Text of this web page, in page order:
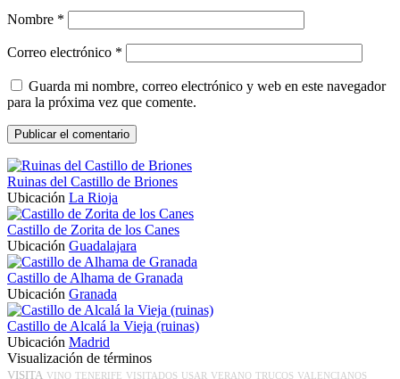
Nombre *
Correo electrónico *
Guarda mi nombre, correo electrónico y web en este navegador
para la próxima vez que comente.
Ruinas del Castillo de Briones
Ubicación La Rioja
Castillo de Zorita de los Canes
Ubicación Guadalajara
Castillo de Alhama de Granada
Ubicación Granada
Castillo de Alcalá la Vieja (ruinas)
Ubicación Madrid
Visualización de términos
VISITA VINO TENERIFE VISITADOS USAR VERANO TRUCOS VALENCIANOS